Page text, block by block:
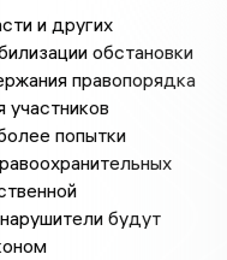
и других
обстановки
правопорядка
попытки
будут